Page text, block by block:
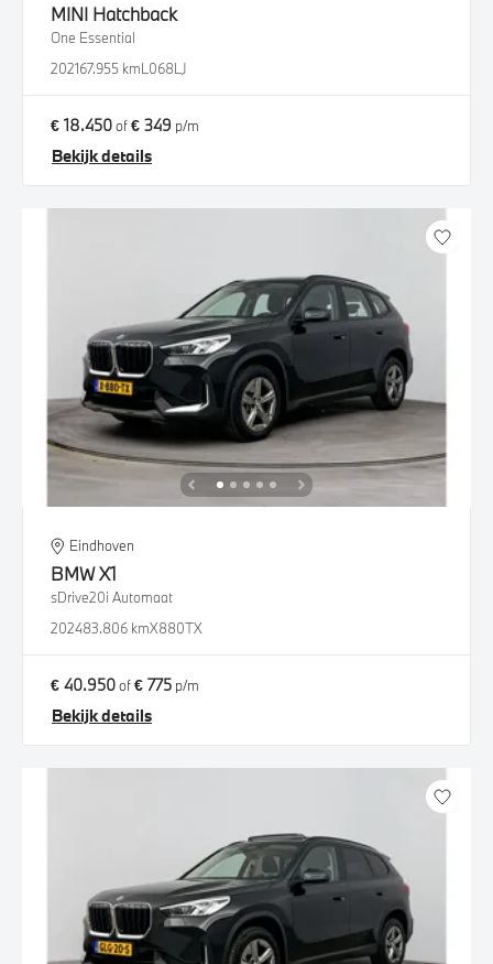
MINI Hatchback
One Essential
202167.955 kmL068LJ
€ 18.450of€ 349 p/m
Bekijk details
Eindhoven
BMWX1
sDrive20i Automaat
202483.806 kmX880TX
€ 40.950of€ 775 p/m
Bekijk details